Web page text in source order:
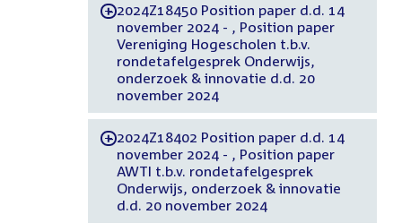
-2024Z18450 Position paper d.d. 14
november 2024 - , Position paper
Vereniging Hogescholen t.b.v.
rondetafelgesprek Onderwijs,
onderzoek & innovatie d.d. 20
november 2024
-2024Z18402 Position paper d.d. 14
november 2024 - , Position paper
AWTI t.b.v. rondetafelgesprek
Onderwijs, onderzoek & innovatie
d.d. 20 november 2024